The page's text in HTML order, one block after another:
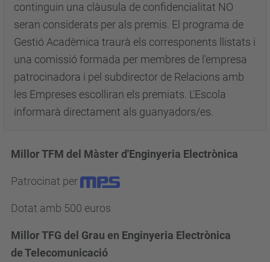
continguin una clàusula de confidencialitat NO
seran considerats per als premis. El programa de
Gestió Acadèmica traurà els corresponents llistats i
una comissió formada per membres de l'empresa
patrocinadora i pel subdirector de Relacions amb
les Empreses escolliran els premiats. L'Escola
informarà directament als guanyadors/es.
Millor TFM del Màster d'Enginyeria Electrònica
Patrocinat per
Dotat amb 500 euros
Millor TFG del Grau en Enginyeria Electrònica
de Telecomunicació